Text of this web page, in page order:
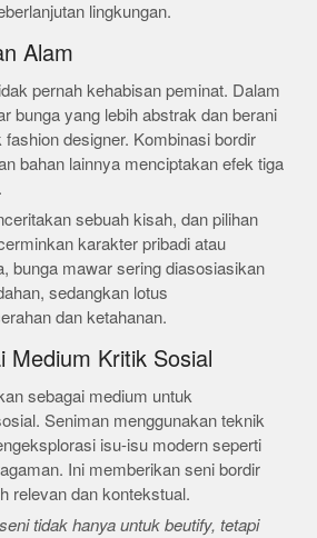
lingkungan.
Alam
pernah kehabisan peminat. Dalam
bunga yang lebih abstrak dan berani
fashion designer. Kombinasi bordir
bahan lainnya menciptakan efek tiga
sebuah kisah, dan pilihan
karakter pribadi atau
bunga mawar sering diasosiasikan
sedangkan lotus
dan ketahanan.
Medium Kritik Sosial
sebagai medium untuk
Seniman menggunakan teknik
isu-isu modern seperti
Ini memberikan seni bordir
relevan dan kontekstual.
tidak hanya untuk beutify, tetapi